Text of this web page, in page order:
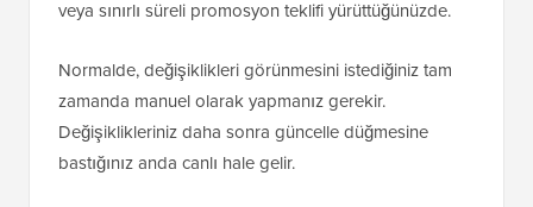
veya sınırlı süreli promosyon teklifi yürüttüğünüzde.
Normalde, değişiklikleri görünmesini istediğiniz tam
zamanda manuel olarak yapmanız gerekir.
Değişiklikleriniz daha sonra güncelle düğmesine
bastığınız anda canlı hale gelir.